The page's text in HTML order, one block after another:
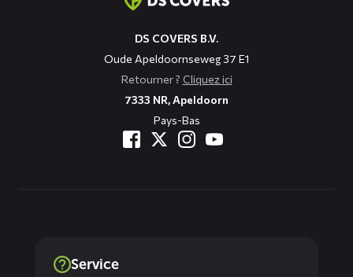
DS COVERS B.V.
Oude Apeldoornseweg 37 E1
Retourner ? Cliquez ici
7333 NR, Apeldoorn
Pays-Bas
Service